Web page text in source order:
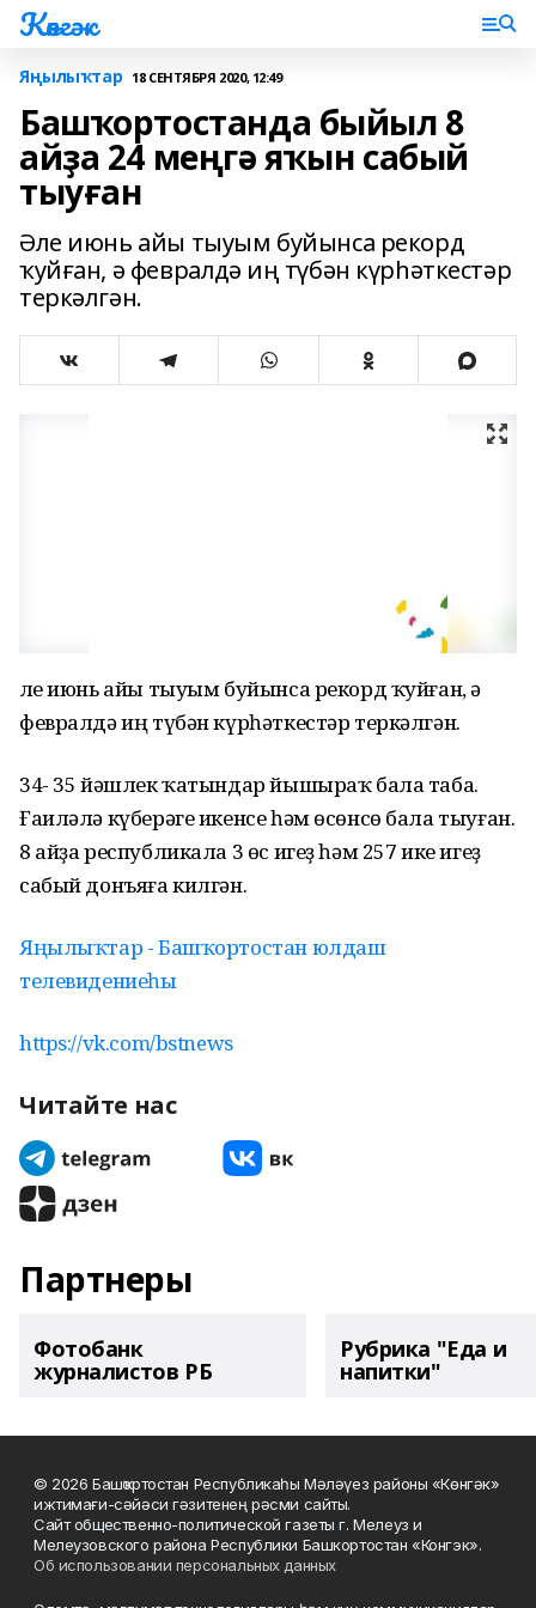
Көнгәк
Яңылыҡтар 18 СЕНТЯБРЯ 2020, 12:49
Башҡортостанда быйыл 8
айҙа 24 меңгә яҡын сабый
тыуған
Әле июнь айы тыуым буйынса рекорд
ҡуйған, ә февралдә иң түбән күрһәткестәр
теркәлгән.
Әле июнь айы тыуым буйынса рекорд ҡуйған, ә
февралдә иң түбән күрһәткестәр теркәлгән.
34- 35 йәшлек ҡатындар йышыраҡ бала таба.
Ғаиләлә күберәге икенсе һәм өсөнсө бала тыуған.
8 айҙа республикала 3 өс игеҙ һәм 257 ике игеҙ
сабый донъяға килгән.
Яңылыҡтар - Башҡортостан юлдаш
телевидениеһы
https://vk.com/bstnews
Читайте нас
Партнеры
Фотобанк
журналистов РБ
Рубрика "Еда и
напитки"
© 2026 Башҡортостан Республикаһы Мәләүез районы «Көнгәк»
ижтимағи-сәйәси гәзитенең рәсми сайты.
Сайт общественно-политической газеты г. Мелеуз и
Мелеузовского района Республики Башкортостан «Конгэк».
Об использовании персональных данных